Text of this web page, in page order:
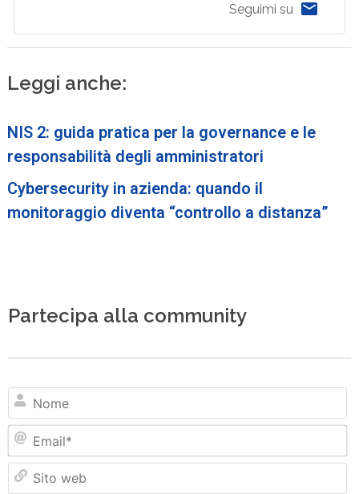
Seguimi su
Leggi anche:
NIS 2: guida pratica per la governance e le
responsabilità degli amministratori
Cybersecurity in azienda: quando il
monitoraggio diventa “controllo a distanza”
Partecipa alla community